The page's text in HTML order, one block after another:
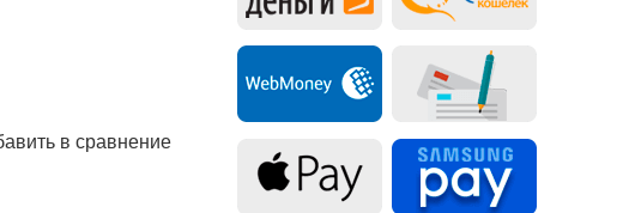
в сравнение